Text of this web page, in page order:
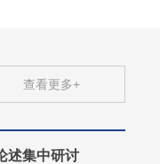
查看更多+
述集中研讨